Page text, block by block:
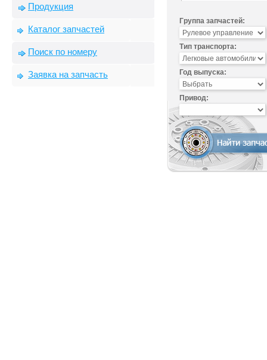
Продукция
Каталог запчастей
Поиск по номеру
Заявка на запчасть
Группа запчастей:
Тип транспорта:
Год выпуска:
Привод: